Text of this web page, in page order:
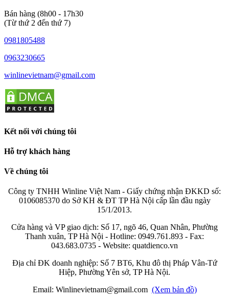
Bán hàng (8h00 - 17h30
(Từ thứ 2 đến thứ 7)
0981805488
0963230665
winlinevietnam@gmail.com
Kết nối với chúng tôi
Hỗ trợ khách hàng
Về chúng tôi
Công ty TNHH Winline Việt Nam - Giấy chứng nhận ĐKKD số:
0106085370 do Sở KH & ĐT TP Hà Nội cấp lần đầu ngày
15/1/2013.
Cửa hàng và VP giao dịch: Số 17, ngõ 46, Quan Nhân, Phường
Thanh xuân, TP Hà Nội - Hotline: 0949.761.893 - Fax:
043.683.0735 - Website: quatdienco.vn
Địa chỉ ĐK doanh nghiệp: Số 7 BT6, Khu đô thị Pháp Vân-Tứ
Hiệp, Phường Yên sở, TP Hà Nội.
Email: Winlinevietnam@gmail.com (Xem bản đồ)